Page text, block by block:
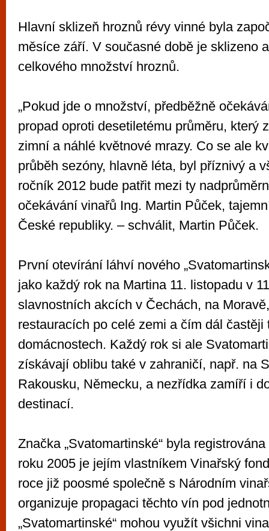
Hlavní sklizeň hroznů révy vinné byla
měsíce září. V současné době je sklizeno
celkového množství hroznů.
„Pokud jde o množství, předběžně
propad oproti desetiletému průměru, který
zimní a náhlé květnové mrazy. Co se ale
průběh sezóny, hlavně léta, byl příznivý a
ročník 2012 bude patřit mezi ty
očekávání vinařů Ing. Martin Půček,
České republiky. – schválit, Martin Půček.
První otevírání láhví nového
jako každý rok na Martina 11. listopadu v
slavnostních akcích v Čechách, na
restauracích po celé zemi a čím dál častěji
domácnostech. Každý rok si ale
získávají oblibu také v zahraničí, např. na
Rakousku, Německu, a nezřídka zamíří i
destinací.
Značka „Svatomartinské“ byla
roku 2005 je jejím vlastníkem Vinařský
roce již poosmé společně s Národním
organizuje propagaci těchto vín pod
„Svatomartinské“ mohou využít všichni